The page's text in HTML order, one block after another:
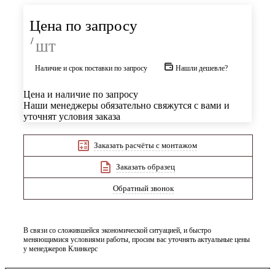
Цена по запросу
/ шт
Наличие и срок поставки по запросу Нашли дешевле?
Цена и наличие по запросу
Наши менеджеры обязательно свяжутся с вами и
уточнят условия заказа
Заказать расчёты с монтажом
Заказать образец
Обратный звонок
В связи со сложившейся экономической ситуацией, и быстро
меняющимися условиями работы, просим вас уточнять актуальные цены
у менеджеров Клинкерс